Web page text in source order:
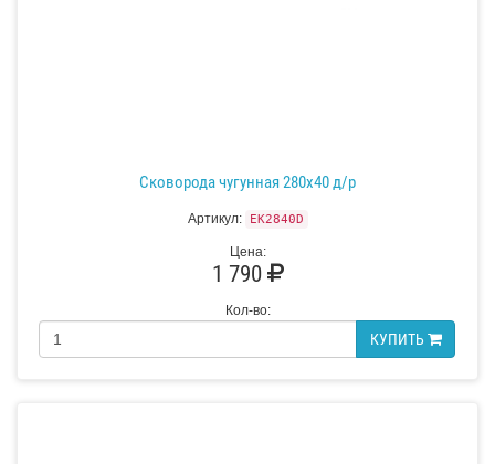
Сковорода чугунная 280х40 д/р
Артикул: EK2840D
Цена:
1 790
Кол-во:
КУПИТЬ